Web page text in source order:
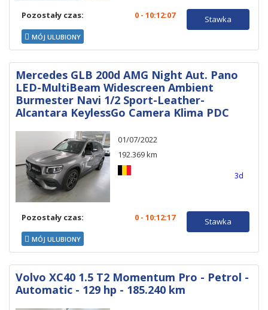
Pozostały czas: 0 - 10:12:06
MÓJ ULUBIONY
Stawka
Mercedes GLB 200d AMG Night Aut. Pano
LED-MultiBeam Widescreen Ambient
Burmester Navi 1/2 Sport-Leather-
Alcantara KeylessGo Camera Klima PDC
01/07/2022
192.369 km
3d
Pozostały czas: 0 - 10:12:16
MÓJ ULUBIONY
Stawka
Volvo XC40 1.5 T2 Momentum Pro - Petrol -
Automatic - 129 hp - 185.240 km